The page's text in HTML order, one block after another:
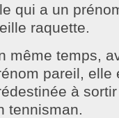
qui a un
raquette.
même temps,
pareil, elle
à
tennisman.